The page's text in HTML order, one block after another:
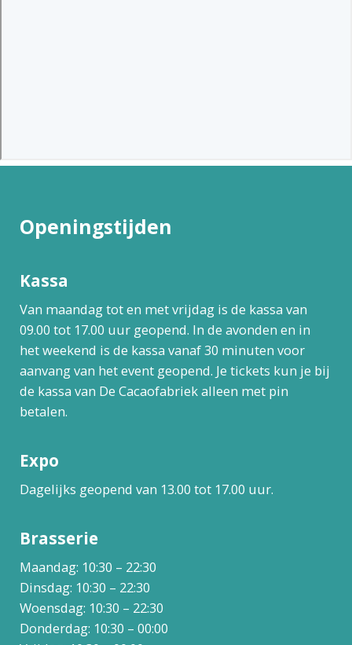
Openingstijden
Kassa
Van maandag tot en met vrijdag is de kassa van
09.00 tot 17.00 uur geopend. In de avonden en in
het weekend is de kassa vanaf 30 minuten voor
aanvang van het event geopend. Je tickets kun je bij
de kassa van De Cacaofabriek alleen met pin
betalen.
Expo
Dagelijks geopend van 13.00 tot 17.00 uur.
Brasserie
Maandag: 10:30 – 22:30
Dinsdag: 10:30 – 22:30
Woensdag: 10:30 – 22:30
Donderdag: 10:30 – 00:00